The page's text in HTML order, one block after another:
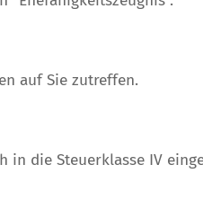
auf Sie zutreffen.
die Steuerklasse IV